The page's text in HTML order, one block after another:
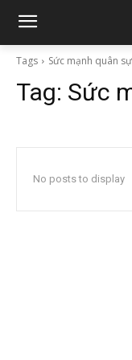
Tags Sức mạnh quân sự
Tag: Sức
No posts to display